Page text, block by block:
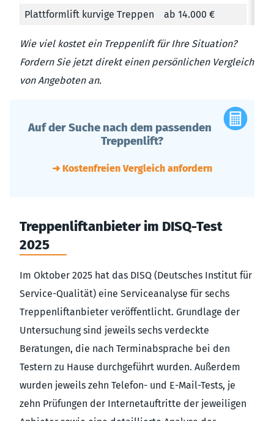
Plattformlift kurvige Treppen
ab 14.000 €
Wie viel kostet ein Treppenlift für Ihre Situation?
Fordern Sie jetzt direkt einen persönlichen Vergleich
von Angeboten an.
Auf der Suche nach dem passenden
Treppenlift?
➜ Kostenfreien Vergleich anfordern
Treppenliftanbieter im DISQ-Test
2025
Im Oktober 2025 hat das DISQ (Deutsches Institut für
Service-Qualität) eine Serviceanalyse für sechs
Treppenliftanbieter veröffentlicht. Grundlage der
Untersuchung sind jeweils sechs verdeckte
Beratungen, die nach Terminabsprache bei den
Testern zu Hause durchgeführt wurden. Außerdem
wurden jeweils zehn Telefon- und E-Mail-Tests, je
zehn Prüfungen der Internetauftritte der jeweiligen